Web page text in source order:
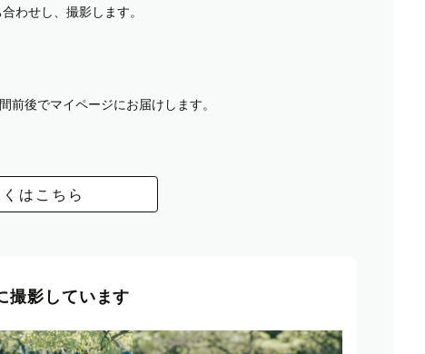
わせし、撮影します。
前後でマイページにお届けします。
はこちら
撮影しています